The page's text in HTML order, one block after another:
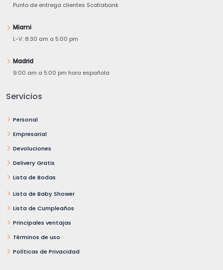
Punto de entrega clientes Scotiabank
Miami
L-V: 8:30 am a 5:00 pm
Madrid
9:00 am a 5:00 pm hora española
Servicios
Personal
Empresarial
Devoluciones
Delivery Gratis
Lista de Bodas
Lista de Baby Shower
Lista de Cumpleaños
Principales ventajas
Términos de uso
Políticas de Privacidad